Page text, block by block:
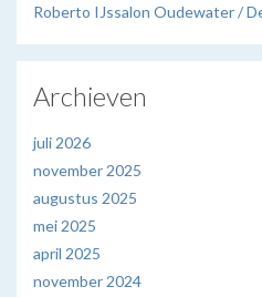
Roberto IJssalon Oudewater /
Archieven
juli 2026
november 2025
augustus 2025
mei 2025
april 2025
november 2024